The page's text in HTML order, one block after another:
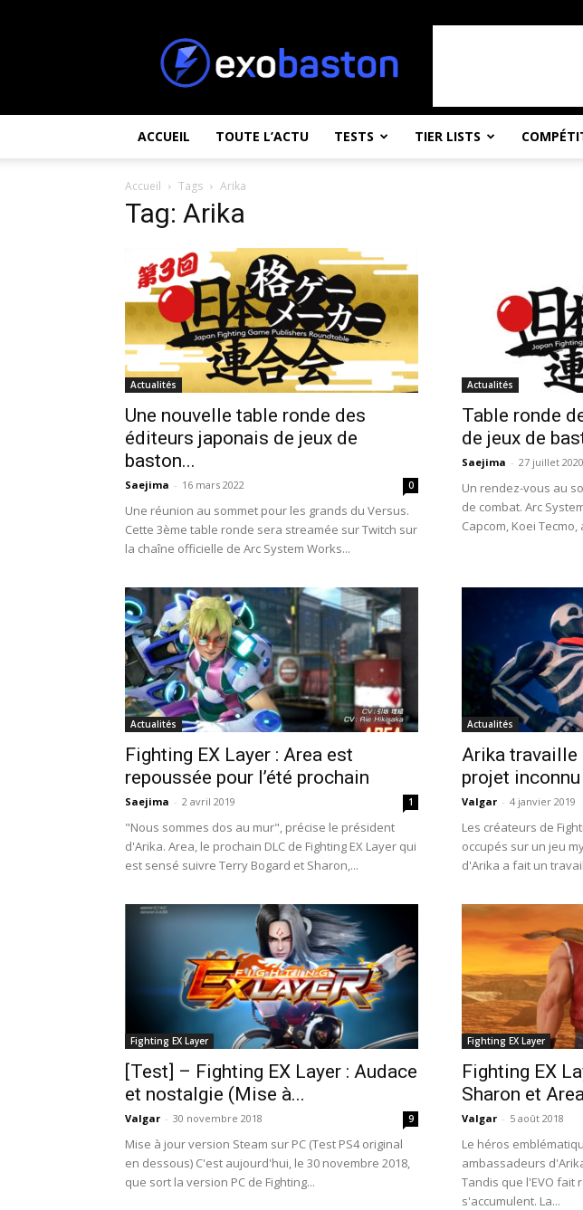
ACCUEIL TOUTE L’ACTU TESTS TIER LISTS
Accueil Tags Arika
Tag: Arika
Actualités
Une nouvelle table ronde des
éditeurs japonais de jeux de
baston...
Saejima - 16 mars 2022 0
Une réunion au sommet pour les grands du Versus.
Cette 3ème table ronde sera streamée sur Twitch sur
la chaîne officielle de Arc System Works...
Actualités
Table ronde
de jeux de
Saejima - 27 juillet 2020
Un rendez-vous au
de combat. Arc
Capcom, Koei
Actualités
Fighting EX Layer : Area est
repoussée pour l’été prochain
Saejima - 2 avril 2019 1
"Nous sommes dos au mur", précise le président
d'Arika. Area, le prochain DLC de Fighting EX Layer qui
est sensé suivre Terry Bogard et Sharon,...
Actualités
Arika travaille
projet
Valgar - 4 janvier 2019
Les créateurs de
occupés sur un jeu
d'Arika a fait un
Fighting EX Layer
[Test] – Fighting EX Layer : Audace
et nostalgie (Mise à...
Valgar - 30 novembre 2018 9
Mise à jour version Steam sur PC (Test PS4 original
en dessous) C'est aujourd'hui, le 30 novembre 2018,
que sort la version PC de Fighting...
Fighting EX Layer
Fighting EX
Sharon et
Valgar - 5 août 2018
Le héros
ambassadeurs
Tandis que l'EVO fait
s'accumulent. La...